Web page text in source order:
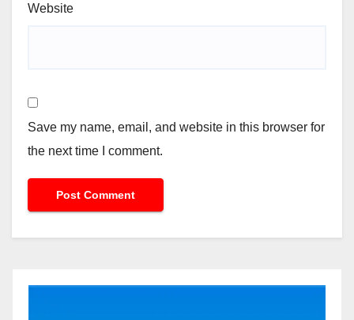
Website
Save my name, email, and website in this browser for
the next time I comment.